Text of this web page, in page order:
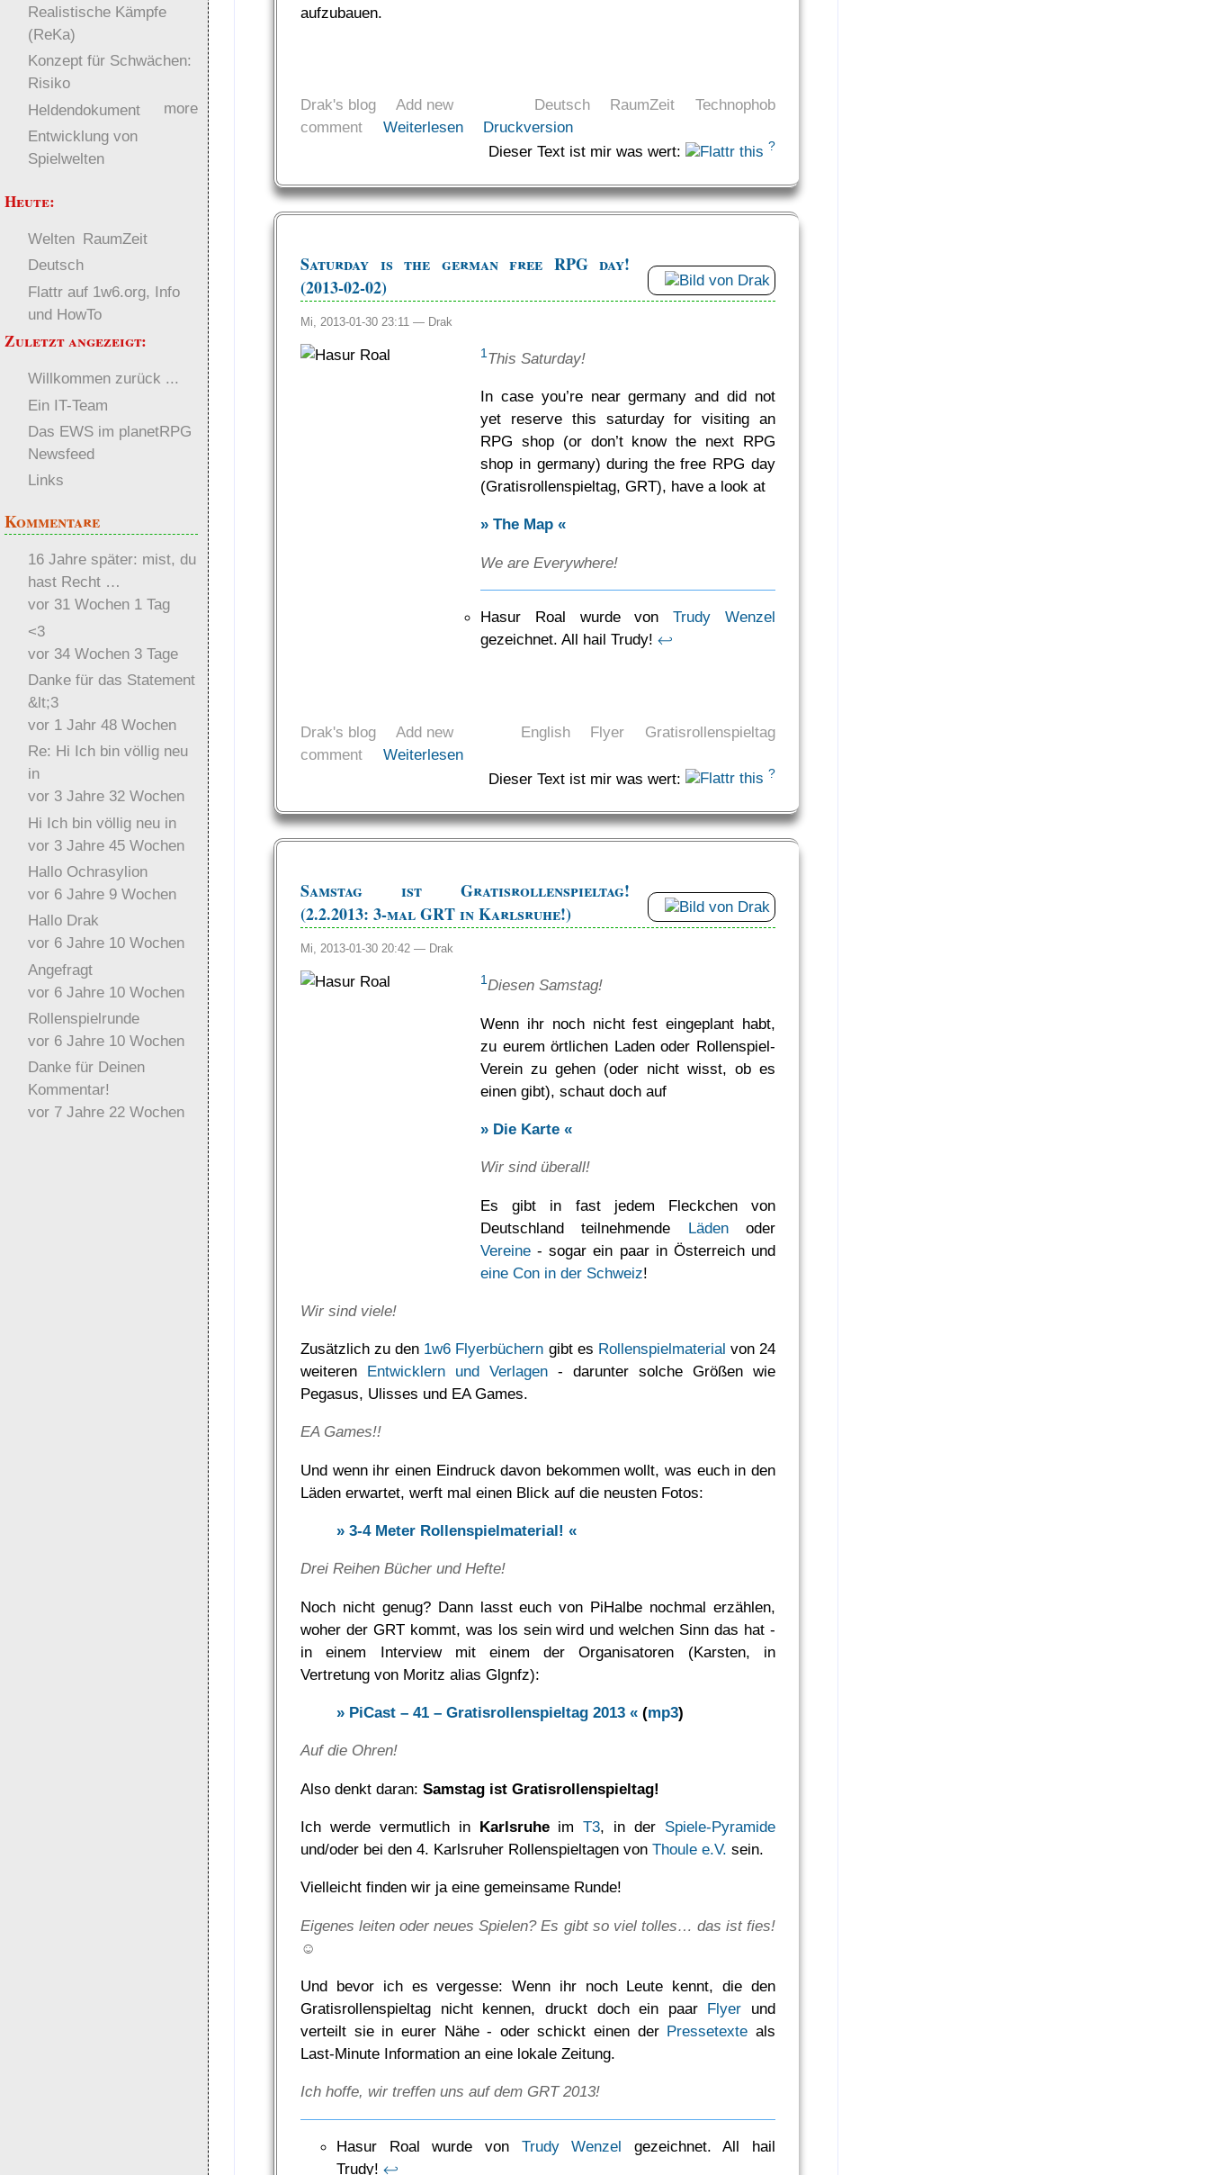
aufzubauen.
Deutsch RaumZeit Technophob
Drak's blog
Add new
comment
Weiterlesen
Druckversion
Dieser Text ist mir was wert:
?
Saturday is the german free RPG day!
(2013-02-02)
Mi, 2013-01-30 23:11 — Drak
1 This Saturday!
In case you’re near germany and did not
yet reserve this saturday for visiting an
RPG shop (or don’t know the next RPG
shop in germany) during the free RPG day
(Gratisrollenspieltag, GRT), have a look at
» The Map «
We are Everywhere!
Hasur Roal wurde vonTrudy Wenzel
gezeichnet. All hail Trudy!↩
English Flyer Gratisrollenspieltag
Drak's blog
Add new
comment
Weiterlesen
Dieser Text ist mir was wert:
?
Samstag ist Gratisrollenspieltag!
(2.2.2013: 3-mal GRT in Karlsruhe!)
Mi, 2013-01-30 20:42 — Drak
1Diesen Samstag!
Wenn ihr noch nicht fest eingeplant habt,
zu eurem örtlichen Laden oder Rollenspiel-
Verein zu gehen (oder nicht wisst, ob es
einen gibt), schaut doch auf
» Die Karte «
Wir sind überall!
Es gibt in fast jedem Fleckchen von
Deutschland teilnehmende Lädenoder
Vereine - sogar ein paar in Österreich und
eine Con in der Schweiz!
Wir sind viele!
Zusätzlich zu den 1w6 Flyerbüchern gibt es Rollenspielmaterial von 24
weiteren Entwicklern und Verlagen - darunter solche Größen wie
Pegasus, Ulisses und EA Games.
EA Games!!
Und wenn ihr einen Eindruck davon bekommen wollt, was euch in den
Läden erwartet, werft mal einen Blick auf die neusten Fotos:
» 3-4 Meter Rollenspielmaterial! «
Drei Reihen Bücher und Hefte!
Noch nicht genug? Dann lasst euch von PiHalbe nochmal erzählen,
woher der GRT kommt, was los sein wird und welchen Sinn das hat -
in einem Interview mit einem der Organisatoren (Karsten, in
Vertretung von Moritz alias Glgnfz):
» PiCast – 41 – Gratisrollenspieltag 2013 « (mp3)
Auf die Ohren!
Also denkt daran:Samstag ist Gratisrollenspieltag!
Ich werde vermutlich in KarlsruheimT3, in der Spiele-Pyramide
und/oder bei den 4. Karlsruher Rollenspieltagen vonThoule e.V. sein.
Vielleicht finden wir ja eine gemeinsame Runde!
Eigenes leiten oder neues Spielen? Es gibt so viel tolles… das ist fies!
☺
Und bevor ich es vergesse: Wenn ihr noch Leute kennt, die den
Gratisrollenspieltag nicht kennen, druckt doch ein paar Flyer und
verteilt sie in eurer Nähe - oder schickt einen der Pressetexte als
Last-Minute Information an eine lokale Zeitung.
Ich hoffe, wir treffen uns auf dem GRT 2013!
Hasur Roal wurde von Trudy Wenzel gezeichnet. All hail
Trudy!↩
Realistische Kämpfe
(ReKa)
Konzept für Schwächen:
Risiko
Heldendokument
Entwicklung von
Spielwelten
more
Heute:
Welten RaumZeit
Deutsch
Flattr auf 1w6.org, Info
und HowTo
Zuletzt angezeigt:
Willkommen zurück ...
Ein IT-Team
Das EWS im planetRPG
Newsfeed
Links
Kommentare
16 Jahre später: mist, du
hast Recht …
vor 31 Wochen 1 Tag
<3
vor 34 Wochen 3 Tage
Danke für das Statement
&lt;3
vor 1 Jahr 48 Wochen
Re: Hi Ich bin völlig neu
in
vor 3 Jahre 32 Wochen
Hi Ich bin völlig neu in
vor 3 Jahre 45 Wochen
Hallo Ochrasylion
vor 6 Jahre 9 Wochen
Hallo Drak
vor 6 Jahre 10 Wochen
Angefragt
vor 6 Jahre 10 Wochen
Rollenspielrunde
vor 6 Jahre 10 Wochen
Danke für Deinen
Kommentar!
vor 7 Jahre 22 Wochen